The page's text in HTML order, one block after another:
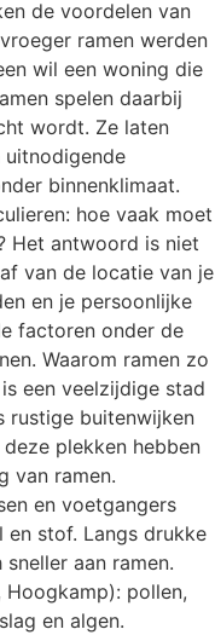
de voordelen van
ramen werden
wil een woning die
spelen daarbij
wordt. Ze laten
uitnodigende
binnenklimaat.
hoe vaak moet
Het antwoord is niet
van de locatie van je
en je persoonlijke
factoren onder de
Waarom ramen zo
een veelzijdige stad
rustige buitenwijken
plekken hebben
van ramen.
en voetgangers
stof. Langs drukke
aan ramen.
Hoogkamp): pollen,
en algen.